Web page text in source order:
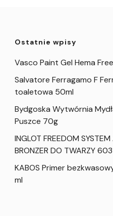
Ostatnie wpisy
Vasco Paint Gel Hema
Salvatore Ferragamo F
toaletowa 50ml
Bydgoska Wytwórnia
Puszce 70g
INGLOT FREEDOM
BRONZER DO TWARZY
KABOS Primer
ml